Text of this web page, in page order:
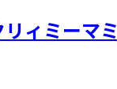
ィミーマミ